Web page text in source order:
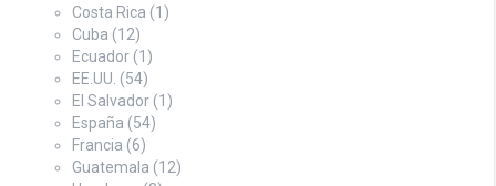
Costa Rica (1)
Cuba (12)
Ecuador (1)
EE.UU. (54)
El Salvador (1)
España (54)
Francia (6)
Guatemala (12)